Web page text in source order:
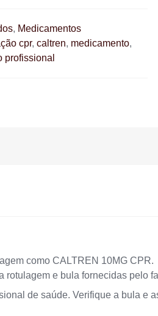
, Medicamentos
cpr, caltren, medicamento,
profissional
como CALTREN 10MG CPR.
rotulagem e bula fornecidas pelo
de saúde. Verifique a bula e